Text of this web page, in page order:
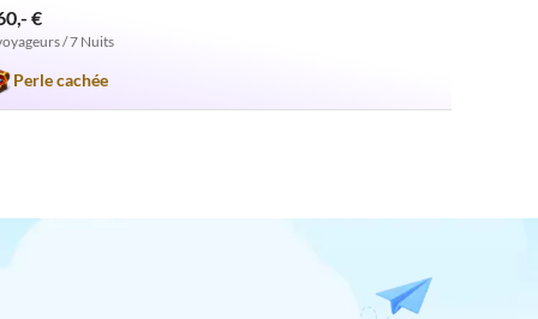
€
/ 7 Nuits
Perle cachée